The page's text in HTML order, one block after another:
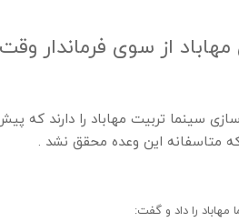
مهاباد از سوی
سینما تربیت مهاباد را دارند که